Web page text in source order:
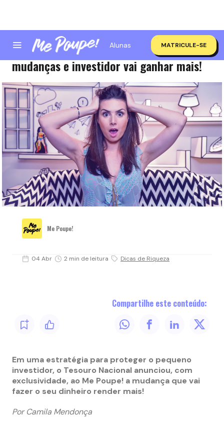
Alunas MATRICULE-SE
EXCLUSIVO: Tesouro Direto anuncia
mudanças e investidor vai ganhar mais!
Me Poupe!
04 Abr 2 min de leitura Dicas de Riqueza
Compartilhe este conteúdo:
Em uma estratégia para proteger o pequeno
investidor, o Tesouro Nacional anunciou, com
exclusividade, ao Me Poupe! a mudança que vai
fazer o seu dinheiro render mais!
Por Camila Mendonça